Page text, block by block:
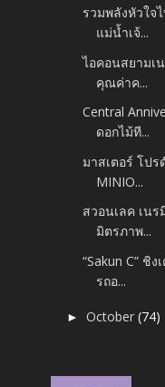
รวมพลังหัวใจ
แม่น้ำเจ้...
ไอคอนสยามเ
คุณค่าค...
Central
ดอกไม้ที...
มาสเตอร์ โปร
MINIO...
สวอนเลค เนร
มิตรภาพ...
“Sakun C” ชิ
รถอ...
►October(74)